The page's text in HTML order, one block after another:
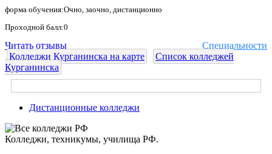
форма обучения:Очно, заочно, дистанционно
Проходной балл:0
Специальности
Читать отзывы
Колледжи Курганинска на карте
Список колледжей
Курганинска
Дистанционные колледжи
Колледжи, техникумы, училища РФ.